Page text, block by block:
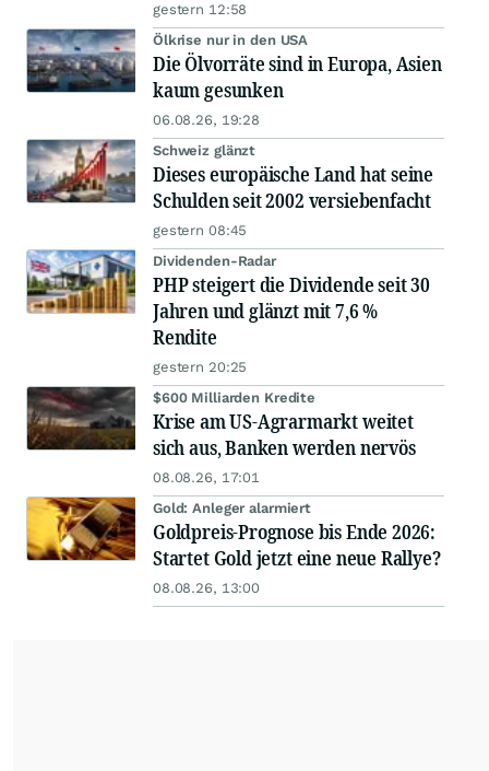
gestern 12:58
Ölkrise nur in den USA
Die Ölvorräte sind in Europa, Asien
kaum gesunken
06.08.26, 19:28
Schweiz glänzt
Dieses europäische Land hat seine
Schulden seit 2002 versiebenfacht
gestern 08:45
Dividenden-Radar
PHP steigert die Dividende seit 30
Jahren und glänzt mit 7,6 %
Rendite
gestern 20:25
$600 Milliarden Kredite
Krise am US-Agrarmarkt weitet
sich aus, Banken werden nervös
08.08.26, 17:01
Gold: Anleger alarmiert
Goldpreis-Prognose bis Ende 2026:
Startet Gold jetzt eine neue Rallye?
08.08.26, 13:00